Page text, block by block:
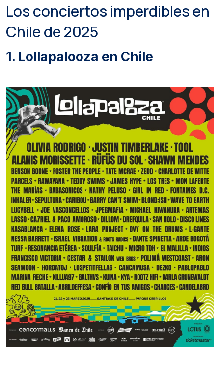
Los conciertos imperdibles en
Chile de 2025
1. Lollapalooza en Chile